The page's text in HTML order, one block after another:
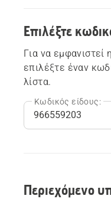
Επιλέξτε
Για να εμφανιστεί
επιλέξτε έναν
λίστα.
Κωδικός είδους:
Περιεχόμενο